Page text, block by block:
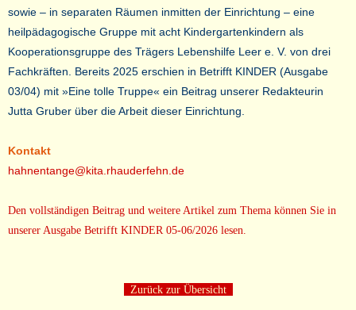
sowie – in separaten Räumen inmitten der Einrichtung – eine
heilpädagogische Gruppe mit acht Kindergartenkindern als
Kooperationsgruppe des Trägers Lebenshilfe Leer e. V. von drei
Fachkräften. Bereits 2025 erschien in Betrifft KINDER (Ausgabe
03/04) mit »Eine tolle Truppe« ein Beitrag unserer Redakteurin
Jutta Gruber über die Arbeit dieser Einrichtung.
Kontakt
hahnentange@kita.rhauderfehn.de
Den vollständigen Beitrag und weitere Artikel zum Thema können Sie in
unserer Ausgabe Betrifft KINDER 05-06/2026 lesen.
Zurück zur Übersicht